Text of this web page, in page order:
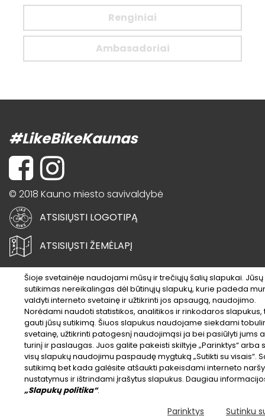
Renginiai
Ambasadoriai
#LikeBikeKaunas
© 2018 Kauno miesto savivaldybė
ATSISIŲSTI LOGOTIPĄ
ATSISIŲSTI ŽEMĖLAPĮ
Šioje svetainėje naudojami mūsų ir trečiųjų šalių slapukai. Jūsų
sutikimas nereikalingas dėl būtinųjų slapukų, kurie padeda
valdyti interneto svetainę ir užtikrinti jos apsaugą, naudojimo.
Norėdami naudoti statistikos, analitikos ir rinkodaros slapukus,
gauti jūsų sutikimą. Šiuos slapukus naudojame siekdami
svetainę, užtikrinti patogesnį naudojimąsi ja bei pasiūlyti jums
turinį ir paslaugas. Juos galite pakeisti skiltyje „Parinktys“ arba
visų slapukų naudojimu paspaudę mygtuką „Sutikti su visais“.
sutikimą bet kada galėsite atšaukti pakeisdami interneto
nustatymus ir ištrindami įrašytus slapukus. Daugiau
„Slapukų politika“.
Parinktys Sutinku